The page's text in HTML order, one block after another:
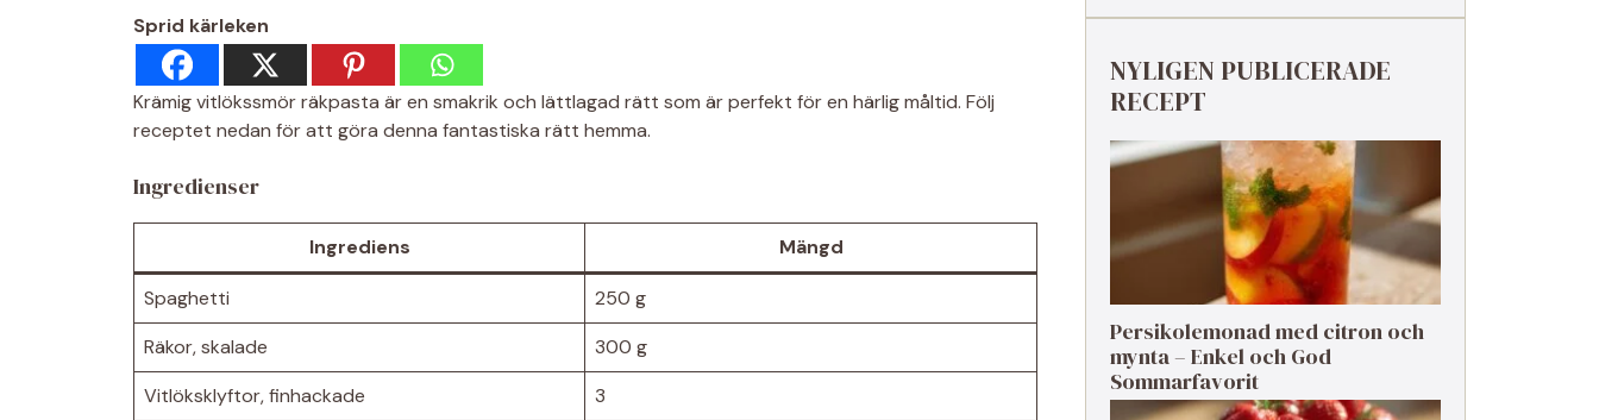
Sprid kärleken
Krämig vitlökssmör räkpasta är en smakrik och lättlagad rätt som är perfekt för en härlig måltid. Följ
receptet nedan för att göra denna fantastiska rätt hemma.
Ingredienser
Ingrediens Mängd
Spaghetti
250 g
Räkor, skalade
300 g
Vitlöksklyftor, finhackade
3
NYLIGEN PUBLICERADE
RECEPT
Persikolemonad med citron och
mynta – Enkel och God
Sommarfavorit